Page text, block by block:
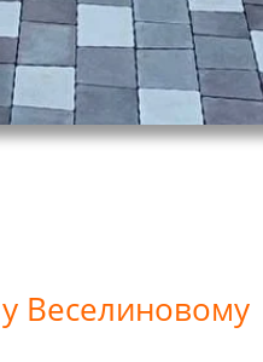
Веселиновому